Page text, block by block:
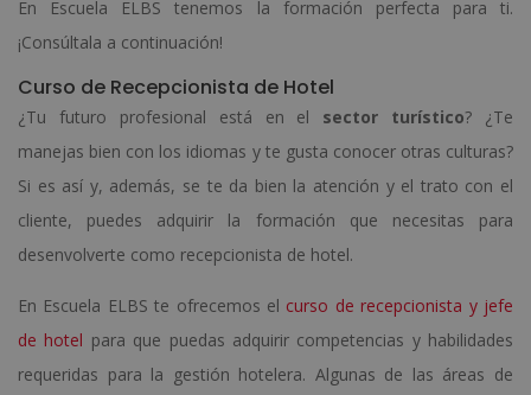
En Escuela ELBS tenemos la formación perfecta para ti.
¡Consúltala a continuación!
Curso de Recepcionista de Hotel
¿Tu futuro profesional está en el sector turístico? ¿Te
manejas bien con los idiomas y te gusta conocer otras culturas?
Si es así y, además, se te da bien la atención y el trato con el
cliente, puedes adquirir la formación que necesitas para
desenvolverte como recepcionista de hotel.
En Escuela ELBS te ofrecemos el curso de recepcionista y jefe
de hotel para que puedas adquirir competencias y habilidades
requeridas para la gestión hotelera. Algunas de las áreas de